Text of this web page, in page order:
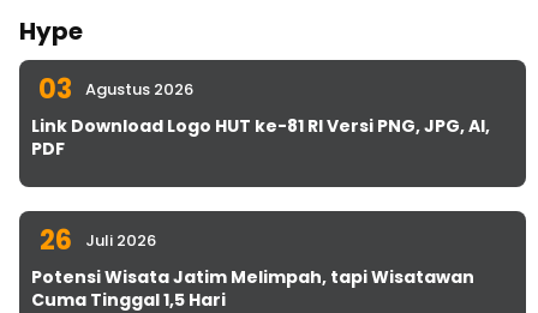
Hype
03 Agustus 2026
Link Download Logo HUT ke-81 RI Versi PNG, JPG, AI,
PDF
26 Juli 2026
Potensi Wisata Jatim Melimpah, tapi Wisatawan
Cuma Tinggal 1,5 Hari